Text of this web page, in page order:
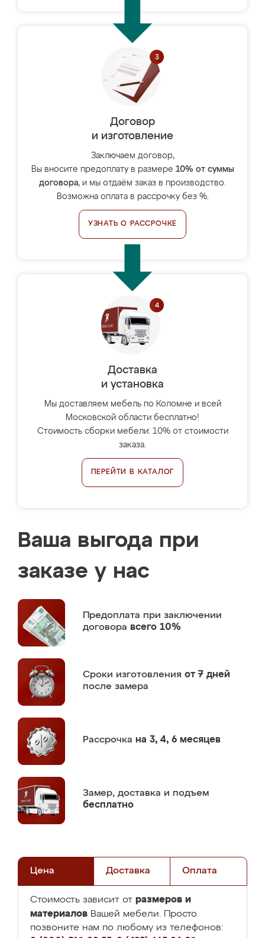
Договор
и изготовление
Заключаем договор,
Вы вносите предоплату в размере 10% от суммы
договора, и мы отдаём заказ в производство.
Возможна оплата в рассрочку без %.
УЗНАТЬ О РАССРОЧКЕ
Доставка
и установка
Мы доставляем мебель по Коломне и всей
Московской области бесплатно!
Стоимость сборки мебели: 10% от стоимости
заказа.
ПЕРЕЙТИ В КАТАЛОГ
Ваша выгода при
заказе у нас
Предоплата при заключении
договора всего 10%
Сроки изготовления от 7 дней
после замера
Рассрочка на 3, 4, 6 месяцев
Замер, доставка и подъем
бесплатно
Цена Доставка Оплата
Стоимость зависит от размеров и
материалов Вашей мебели. Просто
позвоните нам по любому из телефонов: